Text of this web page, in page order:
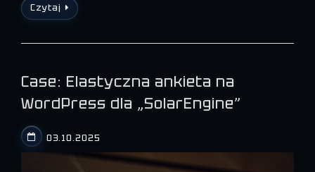
Czytaj
Case: Elastyczna ankieta na
WordPress dla „SolarEngine”
03.10.2025